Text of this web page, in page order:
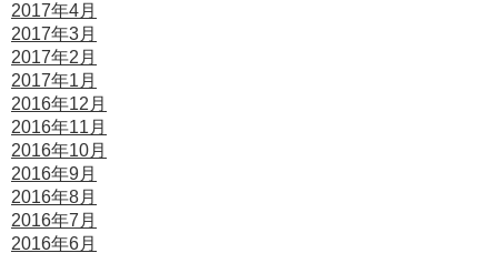
2017年4月
2017年3月
2017年2月
2017年1月
2016年12月
2016年11月
2016年10月
2016年9月
2016年8月
2016年7月
2016年6月